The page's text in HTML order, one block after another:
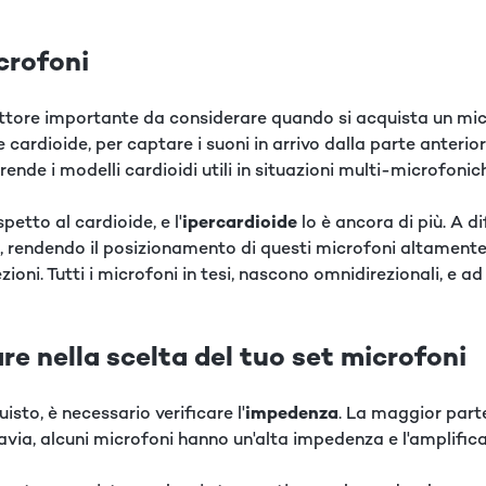
importante da considerare quando si acquista un
per captare i suoni in arrivo dalla parte
i modelli cardioidi utili in situazioni multi-
al cardioide, e l'ipercardioide lo è ancora di più. A
rendendo il posizionamento di questi microfoni
Tutti i microfoni in tesi, nascono omnidirezionali, e
nella scelta del tuo set microfoni
è necessario verificare l'impedenza. La maggior
alcuni microfoni hanno un'alta impedenza e